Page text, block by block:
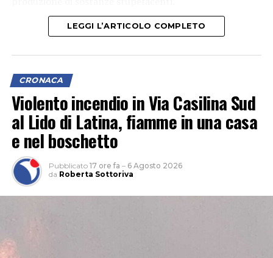
L’attività, che si è svolta grazie anche al supporto del 1°
Reggimento Carabinieri Paracadutisti “Tuscania” e del
accertamenti sul territorio.
LEGGI L’ARTICOLO COMPLETO
CRONACA
Violento incendio in Via Casilina Sud
al Lido di Latina, fiamme in una casa
e nel boschetto
Pubblicato 17 ore fa – 6 Agosto 2026
da Roberta Sottoriva